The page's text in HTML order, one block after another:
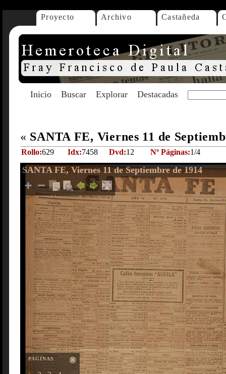
Proyecto Archivo Castañeda
Inicio Buscar Explorar Destacadas
« SANTA FE, Viernes 11 de
Rollo:629 Idx:7458 Dvd:12 Nº Páginas:1/4
SANTA FE, Viernes 11 de Septiembre de 1914
PAGINAS